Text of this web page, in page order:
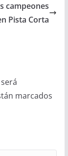
campeones
Pista Corta
marcados